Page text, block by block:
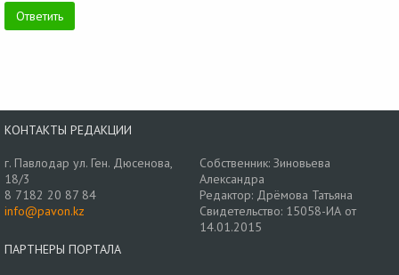
КОНТАКТЫ РЕДАКЦИИ
г. Павлодар ул. Ген. Дюсенова,
18/3
8 7182 20 87 84
info@pavon.kz
Собственник: Зиновьева
Александра
Редактор: Дрёмова Татьяна
Свидетельство: 15058-ИА от
14.01.2015
ПАРТНЕРЫ ПОРТАЛА